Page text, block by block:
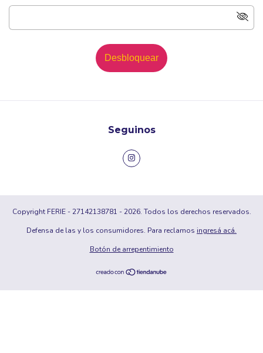
Desbloquear
Seguinos
Copyright FERIE - 27142138781 - 2026. Todos los derechos reservados.
Defensa de las y los consumidores. Para reclamos ingresá acá.
Botón de arrepentimiento